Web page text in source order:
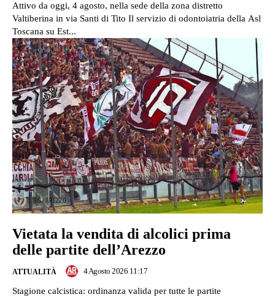
Attivo da oggi, 4 agosto, nella sede della zona distretto
Valtiberina in via Santi di Tito Il servizio di odontoiatria della Asl
Toscana su Est...
Vietata la vendita di alcolici prima
delle partite dell’Arezzo
ATTUALITÀ 4 Agosto 2026 11:17
Stagione calcistica: ordinanza valida per tutte le partite